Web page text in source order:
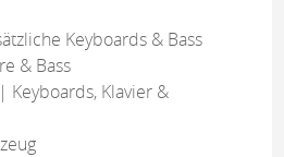
Keyboards & Bass
& Bass
Klavier &